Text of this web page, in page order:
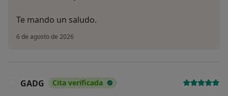
Te mando un saludo.
6 de agosto de 2026
GADG Cita verificada